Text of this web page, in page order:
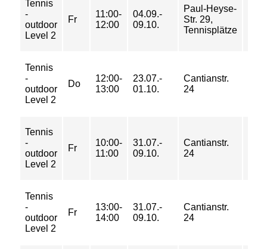
Tennis
-
outdoor
Level 2
Fr
11:00-
12:00
04.09.-
09.10.
Paul-Heyse-
Str. 29,
Tennisplätze
Tennis
-
outdoor
Level 2
Do
12:00-
13:00
23.07.-
01.10.
Cantianstr.
24
Tennis
-
outdoor
Level 2
Fr
10:00-
11:00
31.07.-
09.10.
Cantianstr.
24
Tennis
-
outdoor
Level 2
Fr
13:00-
14:00
31.07.-
09.10.
Cantianstr.
24